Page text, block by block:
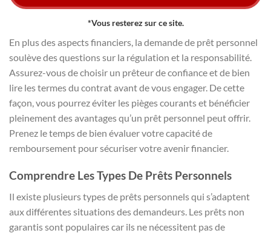
*Vous resterez sur ce site.
En plus des aspects financiers, la demande de prêt personnel
soulève des questions sur la régulation et la responsabilité.
Assurez-vous de choisir un prêteur de confiance et de bien
lire les termes du contrat avant de vous engager. De cette
façon, vous pourrez éviter les pièges courants et bénéficier
pleinement des avantages qu’un prêt personnel peut offrir.
Prenez le temps de bien évaluer votre capacité de
remboursement pour sécuriser votre avenir financier.
Comprendre Les Types De Prêts Personnels
Il existe plusieurs types de prêts personnels qui s’adaptent
aux différentes situations des demandeurs. Les prêts non
garantis sont populaires car ils ne nécessitent pas de